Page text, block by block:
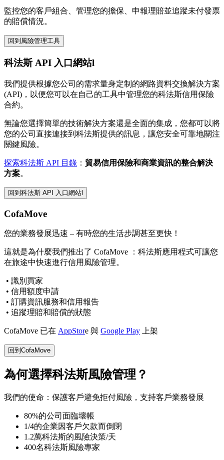
監控您的客戶組合、管理您的擔保、申報理賠並追蹤未付發票
的賠償情況。
回到風險管理工具
科法斯 API 入口網站l
我們提供根據您公司的需求量身定制的網路資料交換解決方案
(API)，以便您可以在自己的工具中管理您的科法斯信用保險
合約。
無論您選擇簡單的技術解決方案還是全面的集成，您都可以將
您的公司直接連接到科法斯提供的訊息，讓您安全可靠地關注
關鍵風險。
探索科法斯 API 目錄 ： 貿易信用保險和商業資訊的整合解決
方案。
回到科法斯 API 入口網站l
CofaMove
您的業務發展迅速 – 有時您的生活步調甚至更快！
這就是為什麼我們推出了 CofaMove ：科法斯應用程式可讓您
在旅途中快速進行信用風險管理。
• 識別買家
• 信用額度申請
• 訂購資訊服務和信用報告
• 追蹤理賠和賠償的狀態
CofaMove 已在 AppStore 與 Google Play 上架
回到CofaMove
為何選擇科法斯風險管理？
我們的使命：保護客戶避免拒付風險，支持客戶業務發展
80%的公司面臨壞帳
1/4的企業因客戶欠款而倒閉
1.2萬科法斯的風險決策/天
400名科法斯風險專家